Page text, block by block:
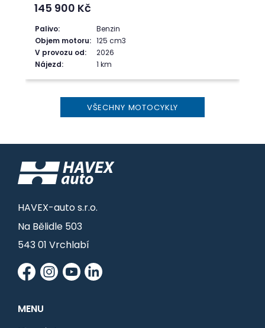
145 900 Kč
Palivo:
Benzin
Objem motoru: 125 cm3
V provozu od:
2026
Nájezd:
1 km
VŠECHNY MOTOCYKLY
HAVEX-auto s.r.o.
Na Bělidle 503
543 01 Vrchlabí
MENU